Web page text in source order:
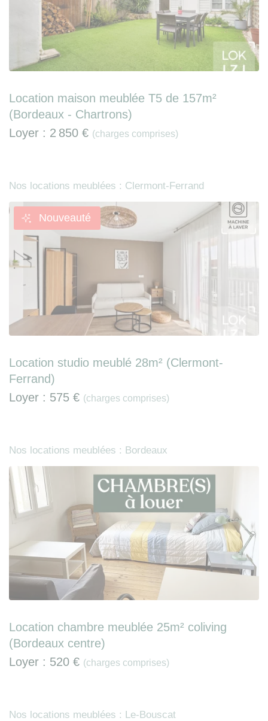
Location maison meublée T5 de 157m²
(Bordeaux - Chartrons)
Loyer : 2 850 € (charges comprises)
Nos locations meublées : Clermont-Ferrand
Nouveauté
Location studio meublé 28m² (Clermont-
Ferrand)
Loyer : 575 € (charges comprises)
Nos locations meublées : Bordeaux
Location chambre meublée 25m² coliving
(Bordeaux centre)
Loyer : 520 € (charges comprises)
Nos locations meublées : Le-Bouscat